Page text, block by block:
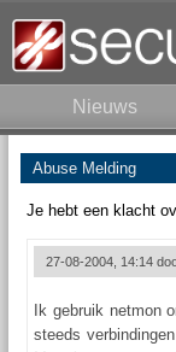
Nieuws
Abuse Melding
Je hebt een klacht
27-08-2004, 14:14
Ik gebruik netmon
steeds